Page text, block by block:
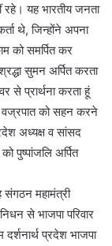
रहे। यह भारतीय जनता
थे, जिन्होंने अपना
को समर्पित कर
सुमन अर्पित करता
से प्रार्थना करता हूं
वज्रपात को सहन करने
अध्यक्ष व सांसद
पुष्पांजलि अर्पित
संगठन महामंत्री
से भाजपा परिवार
दर्शनार्थ प्रदेश भाजपा